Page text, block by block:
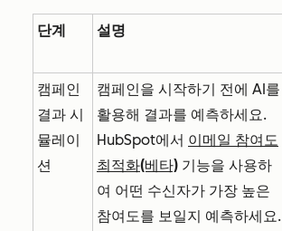
단계 설명
캠페인
결과 시
뮬레이
션
캠페인을 시작하기 전에 AI를
활용해 결과를 예측하세요.
HubSpot에서 이메일 참여도
최적화(베타) 기능을 사용하
여 어떤 수신자가 가장 높은
참여도를 보일지 예측하세요.